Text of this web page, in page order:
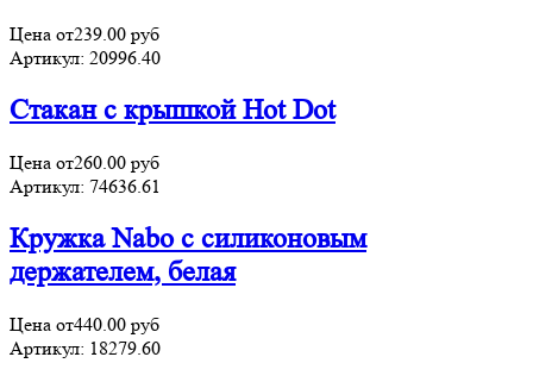
Цена от239.00 руб
Артикул: 20996.40
Стакан с крышкой Hot Dot
Цена от260.00 руб
Артикул: 74636.61
Кружка Nabo с силиконовым
держателем, белая
Цена от440.00 руб
Артикул: 18279.60